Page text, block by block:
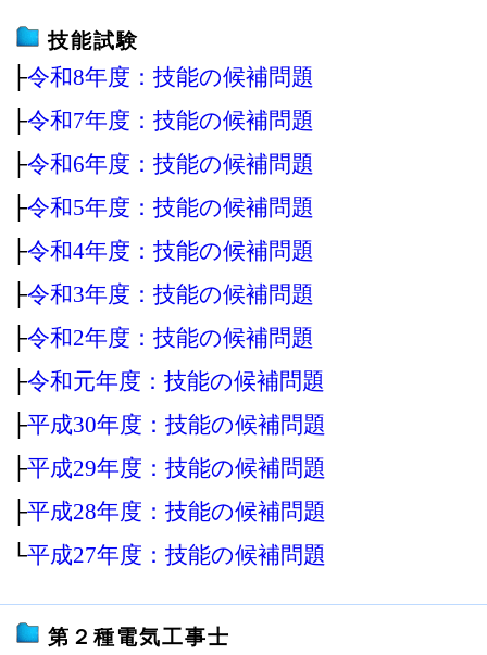
技能試験
├令和8年度：技能の候補問題
├令和7年度：技能の候補問題
├令和6年度：技能の候補問題
├令和5年度：技能の候補問題
├令和4年度：技能の候補問題
├令和3年度：技能の候補問題
├令和2年度：技能の候補問題
├令和元年度：技能の候補問題
├平成30年度：技能の候補問題
├平成29年度：技能の候補問題
├平成28年度：技能の候補問題
└平成27年度：技能の候補問題
第２種電気工事士